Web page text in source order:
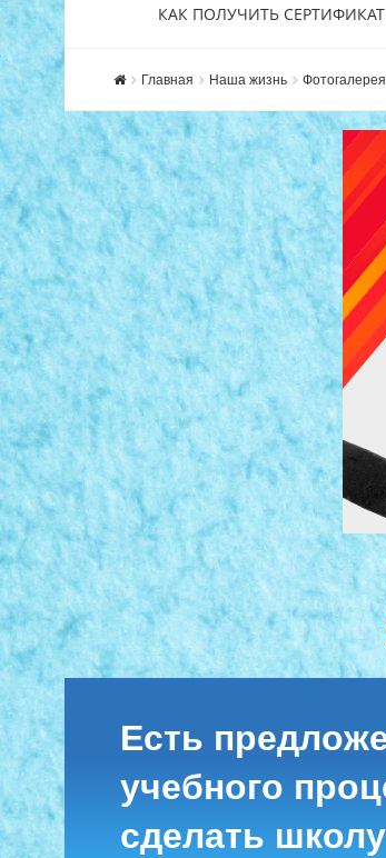
КАК ПОЛУЧИТЬ
Главная Наша жизнь Фотогалерея
Есть
учебного
сделать